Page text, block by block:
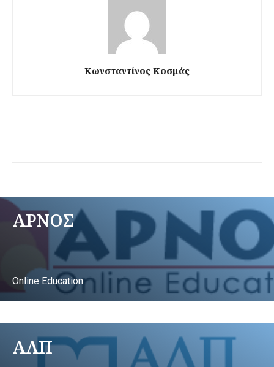
Κωνσταντίνος Κοσμάς
ΑΡΝΟΣ
Online Education
ΑΛΠ